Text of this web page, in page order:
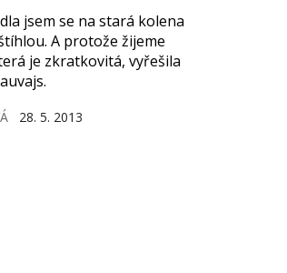
jsem se na stará kolena
A protože žijeme
je zkratkovitá, vyřešila
28. 5. 2013